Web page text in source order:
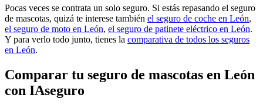
Pocas veces se contrata un solo seguro. Si estás repasando el seguro
de mascotas, quizá te interese también el seguro de coche en León,
el seguro de moto en León, el seguro de patinete eléctrico en León.
Y para verlo todo junto, tienes la comparativa de todos los seguros
en León.
Comparar tu seguro de mascotas en León
con IAseguro